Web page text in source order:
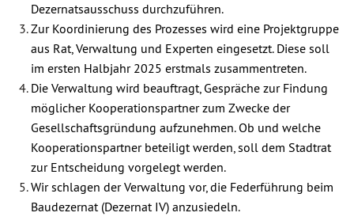
Dezernatsausschuss durchzuführen.
Zur Koordinierung des Prozesses wird eine Projektgruppe
aus Rat, Verwaltung und Experten eingesetzt. Diese soll
im ersten Halbjahr 2025 erstmals zusammentreten.
Die Verwaltung wird beauftragt, Gespräche zur Findung
möglicher Kooperationspartner zum Zwecke der
Gesellschaftsgründung aufzunehmen. Ob und welche
Kooperationspartner beteiligt werden, soll dem Stadtrat
zur Entscheidung vorgelegt werden.
Wir schlagen der Verwaltung vor, die Federführung beim
Baudezernat (Dezernat IV) anzusiedeln.